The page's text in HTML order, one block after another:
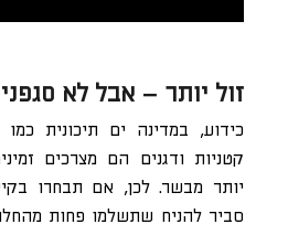
זול יותר – אבל לא
כידוע, במדינה ים תיכונית
קטניות ודגנים הם מצרכים
יותר מבשר. לכן, אם תבחרו
סביר להניח שתשלמו פחות